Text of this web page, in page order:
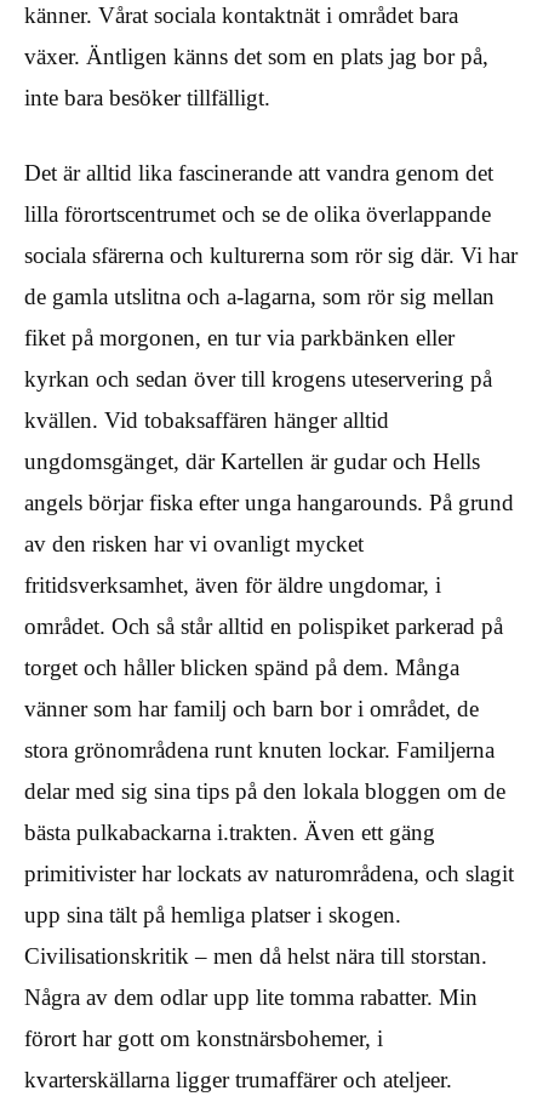
känner. Vårat sociala kontaktnät i området bara
växer. Äntligen känns det som en plats jag bor på,
inte bara besöker tillfälligt.
Det är alltid lika fascinerande att vandra genom det
lilla förortscentrumet och se de olika överlappande
sociala sfärerna och kulturerna som rör sig där. Vi har
de gamla utslitna och a-lagarna, som rör sig mellan
fiket på morgonen, en tur via parkbänken eller
kyrkan och sedan över till krogens uteservering på
kvällen. Vid tobaksaffären hänger alltid
ungdomsgänget, där Kartellen är gudar och Hells
angels börjar fiska efter unga hangarounds. På grund
av den risken har vi ovanligt mycket
fritidsverksamhet, även för äldre ungdomar, i
området. Och så står alltid en polispiket parkerad på
torget och håller blicken spänd på dem. Många
vänner som har familj och barn bor i området, de
stora grönområdena runt knuten lockar. Familjerna
delar med sig sina tips på den lokala bloggen om de
bästa pulkabackarna i.trakten. Även ett gäng
primitivister har lockats av naturområdena, och slagit
upp sina tält på hemliga platser i skogen.
Civilisationskritik – men då helst nära till storstan.
Några av dem odlar upp lite tomma rabatter. Min
förort har gott om konstnärsbohemer, i
kvarterskällarna ligger trumaffärer och ateljeer.